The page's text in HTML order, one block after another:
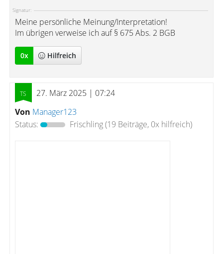
Signatur:
Meine persönliche Meinung/Interpretation!
Im übrigen verweise ich auf § 675 Abs. 2 BGB
0x Hilfreich
27. März 2025 | 07:24
Von Manager123
Status:
Frischling(19 Beiträge, 0x hilfreich)